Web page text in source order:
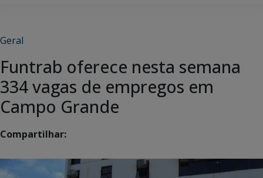
Geral
Funtrab oferece nesta semana
334 vagas de empregos em
Campo Grande
Compartilhar: